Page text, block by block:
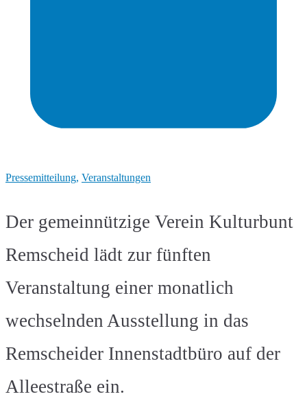
Pressemitteilung, Veranstaltungen
Der gemeinnützige Verein Kulturbunt
Remscheid lädt zur fünften
Veranstaltung einer monatlich
wechselnden Ausstellung in das
Remscheider Innenstadtbüro auf der
Alleestraße ein.